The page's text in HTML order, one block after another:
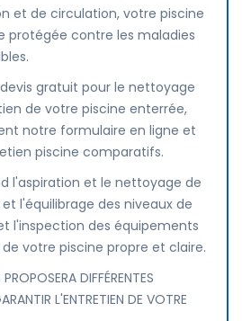
et de circulation, votre piscine
protégée contre les maladies
gratuit pour le nettoyage
de votre piscine enterrée,
notre formulaire en ligne et
piscine comparatifs.
l'aspiration et le nettoyage de
l'équilibrage des niveaux de
l'inspection des équipements
votre piscine propre et claire.
DIFFÉRENTES
L'ENTRETIEN DE VOTRE